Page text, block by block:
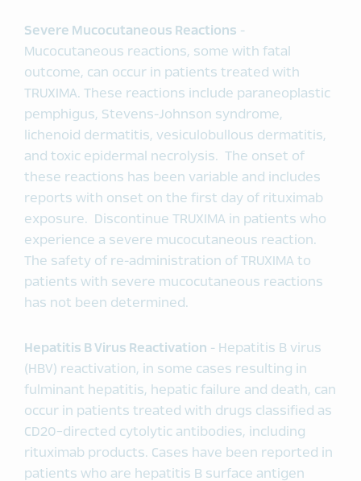
Severe Mucocutaneous Reactions -
Mucocutaneous reactions, some with fatal
outcome, can occur in patients treated with
TRUXIMA. These reactions include paraneoplastic
pemphigus, Stevens-Johnson syndrome,
lichenoid dermatitis, vesiculobullous dermatitis,
and toxic epidermal necrolysis. The onset of
these reactions has been variable and includes
reports with onset on the first day of rituximab
exposure. Discontinue TRUXIMA in patients who
experience a severe mucocutaneous reaction.
The safety of re-administration of TRUXIMA to
patients with severe mucocutaneous reactions
has not been determined.
Hepatitis B Virus Reactivation - Hepatitis B virus
(HBV) reactivation, in some cases resulting in
fulminant hepatitis, hepatic failure and death, can
occur in patients treated with drugs classified as
CD20-directed cytolytic antibodies, including
rituximab products. Cases have been reported in
patients who are hepatitis B surface antigen